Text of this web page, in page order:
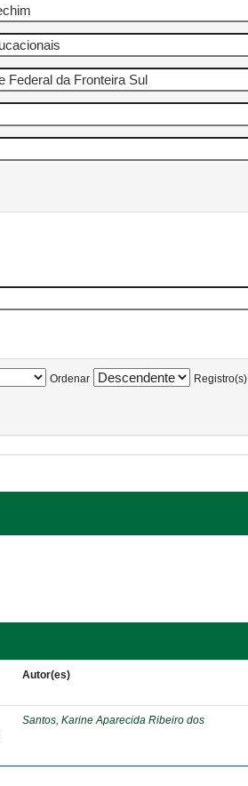
Ordenar Registro(s)
Autor(es)
Santos, Karine Aparecida Ribeiro dos